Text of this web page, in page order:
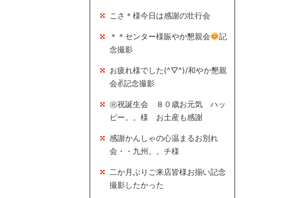
こさ＊様今日は感謝の壮行会
＊＊センター様賑やか懇親会
記
念撮影
お疲れ様でした(^▽^)/和やか懇親
会✌記念撮影
㊗祝誕生会 ８０歳お元気 ハッ
ピー。。様 お土産も感謝
感謝かんしゃの心温まるお別れ
会・・九州。。チ様
二か月ぶりご来店皆様お揃い記念
撮影したかった